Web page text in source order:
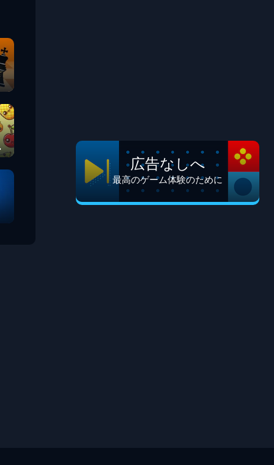
広告なしへ
最高のゲーム体験のために